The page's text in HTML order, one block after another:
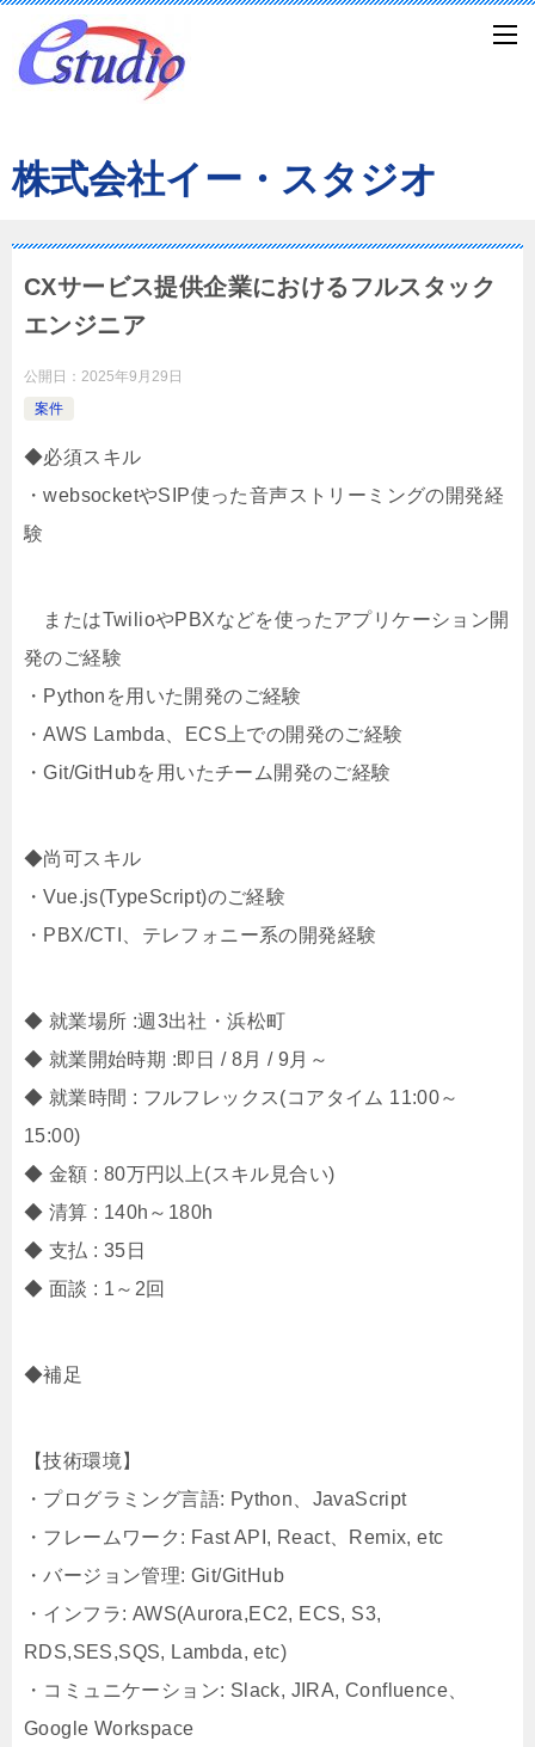
株式会社イー・スタジオ
CXサービス提供企業におけるフルスタック
エンジニア
公開日： 2025年9月29日
案件
◆必須スキル
・websocketやSIP使った音声ストリーミングの開発経
験
またはTwilioやPBXなどを使ったアプリケーション開
発のご経験
・Pythonを用いた開発のご経験
・AWS Lambda、ECS上での開発のご経験
・Git/GitHubを用いたチーム開発のご経験
◆尚可スキル
・Vue.js(TypeScript)のご経験
・PBX/CTI、テレフォニー系の開発経験
◆ 就業場所 :週3出社・浜松町
◆ 就業開始時期 :即日 / 8月 / 9月～
◆ 就業時間 : フルフレックス(コアタイム 11:00～
15:00)
◆ 金額 : 80万円以上(スキル見合い)
◆ 清算 : 140h～180h
◆ 支払 : 35日
◆ 面談 : 1～2回
◆補足
【技術環境】
・プログラミング言語: Python、JavaScript
・フレームワーク: Fast API, React、Remix, etc
・バージョン管理: Git/GitHub
・インフラ: AWS(Aurora,EC2, ECS, S3,
RDS,SES,SQS, Lambda, etc)
・コミュニケーション: Slack, JIRA, Confluence、
Google Workspace